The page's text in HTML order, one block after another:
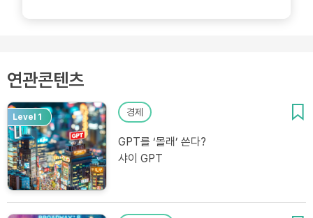
연관콘텐츠
Level 1 경제
GPT를 ‘몰래’ 쓴다?
샤이 GPT